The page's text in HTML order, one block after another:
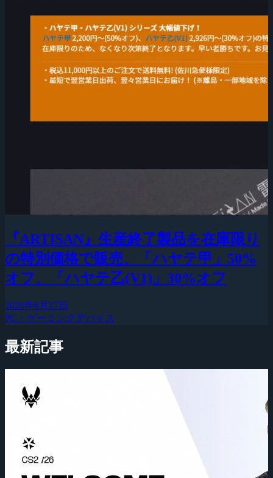
『ARTISAN』生産終了製品を在庫限り
の特別価格で販売、「ハヤテ甲」50%
オフ、「ハヤテ乙(V1)」30%オフ
2026年6月17日
PC・ゲーミングデバイス
最新記事